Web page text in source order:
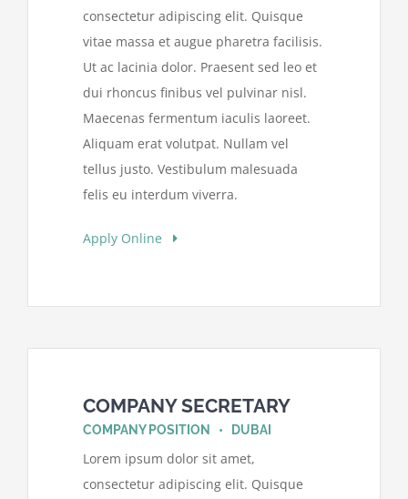
consectetur adipiscing elit. Quisque
vitae massa et augue pharetra facilisis.
Ut ac lacinia dolor. Praesent sed leo et
dui rhoncus finibus vel pulvinar nisl.
Maecenas fermentum iaculis laoreet.
Aliquam erat volutpat. Nullam vel
tellus justo. Vestibulum malesuada
felis eu interdum viverra.
Apply Online
COMPANY SECRETARY
COMPANY POSITION • DUBAI
Lorem ipsum dolor sit amet,
consectetur adipiscing elit. Quisque